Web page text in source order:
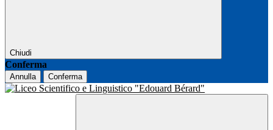
Chiudi
Conferma
Annulla Conferma